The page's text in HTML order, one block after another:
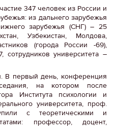
347 человек из России и
из дальнего зарубежья
зарубежья (СНГ) – 25
Узбекистан, Молдова,
(города России -69),
сотрудников университета –
В первый день, конференция
на котором после
Института психологии и
университета, проф.
с теоретическими и
профессор, доцент,